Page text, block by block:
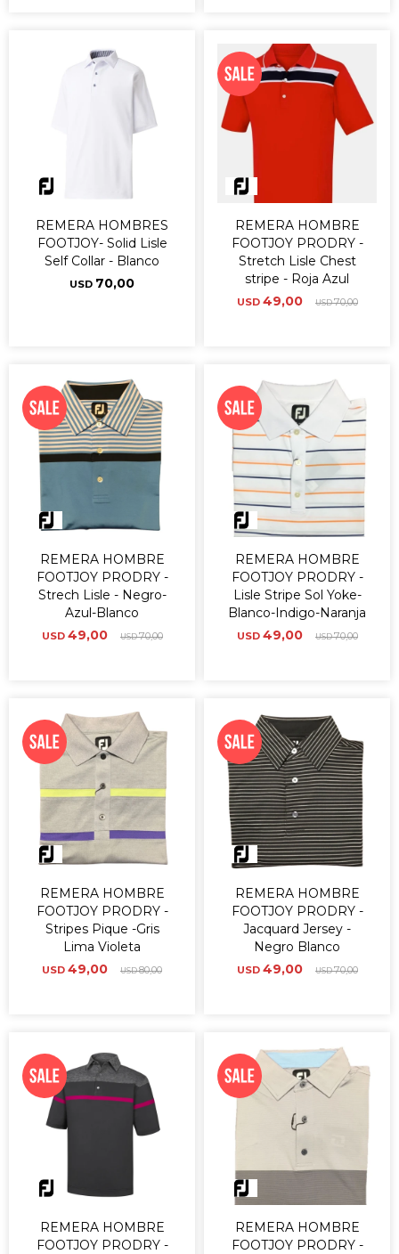
REMERA HOMBRES
FOOTJOY- Solid Lisle
Self Collar - Blanco
USD 70,00
REMERA HOMBRE
FOOTJOY PRODRY -
Stretch Lisle Chest
stripe - Roja Azul
USD 49,00 USD70,00
REMERA HOMBRE
FOOTJOY PRODRY -
Strech Lisle - Negro-
Azul-Blanco
USD 49,00 USD70,00
REMERA HOMBRE
FOOTJOY PRODRY -
Lisle Stripe Sol Yoke-
Blanco-Indigo-Naranja
USD 49,00 USD70,00
REMERA HOMBRE
FOOTJOY PRODRY -
Stripes Pique -Gris
Lima Violeta
USD 49,00 USD80,00
REMERA HOMBRE
FOOTJOY PRODRY -
Jacquard Jersey -
Negro Blanco
USD 49,00 USD70,00
REMERA HOMBRE
FOOTJOY PRODRY -
REMERA HOMBRE
FOOTJOY PRODRY -